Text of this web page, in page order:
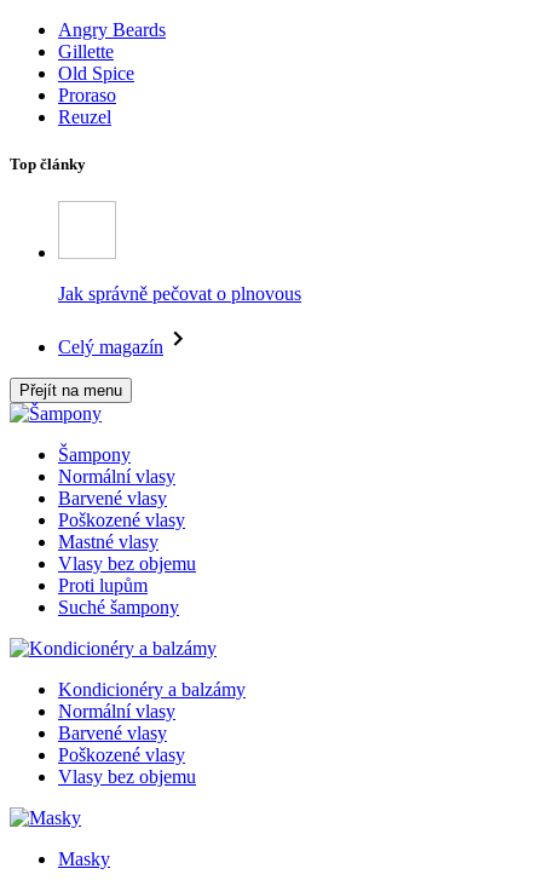
Angry Beards
Gillette
Old Spice
Proraso
Reuzel
Top články
Jak správně pečovat o plnovous
Celý magazín
Přejít na menu
Šampony
Normální vlasy
Barvené vlasy
Poškozené vlasy
Mastné vlasy
Vlasy bez objemu
Proti lupům
Suché šampony
Kondicionéry a balzámy
Normální vlasy
Barvené vlasy
Poškozené vlasy
Vlasy bez objemu
Masky